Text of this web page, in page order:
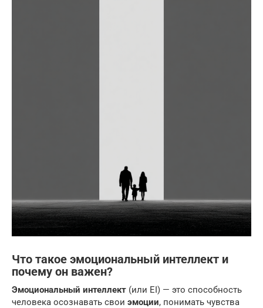
Что такое эмоциональный интеллект и
почему он важен?
Эмоциональный интеллект (или EI) — это способность
человека осознавать свои эмоции, понимать чувства